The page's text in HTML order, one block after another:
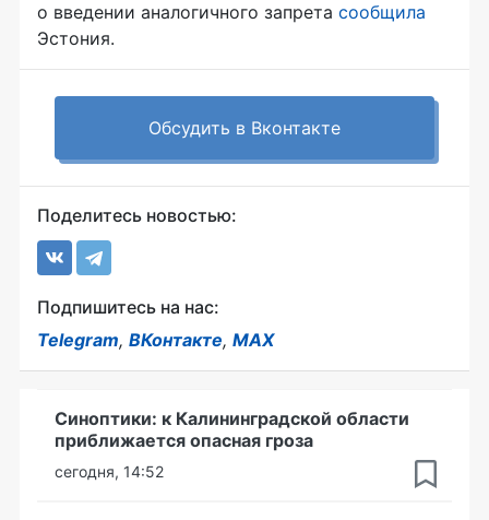
о введении аналогичного запрета сообщила
Эстония.
Обсудить в Вконтакте
Поделитесь новостью:
Подпишитесь на нас:
Telegram, ВКонтакте, MAX
Синоптики: к Калининградской области
приближается опасная гроза
сегодня, 14:52